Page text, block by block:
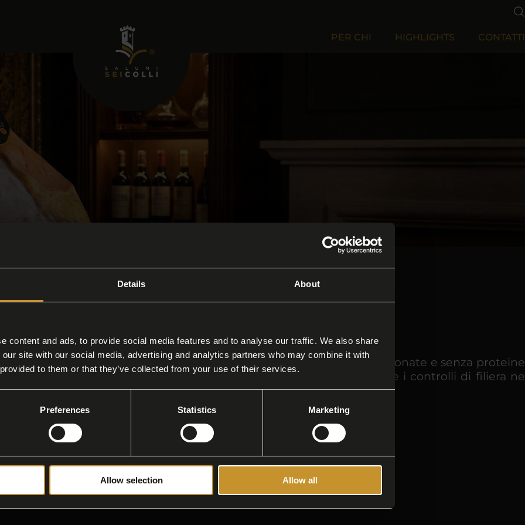
Details About
content and ads, to provide social media features and to analyse our traffic. We also share
site with our social media, advertising and analytics partners who may combine it with
to them or that they’ve collected from your use of their services.
Preferences Statistics Marketing
Allow selection Allow all
PER CHI HIGHLIGHTS CONTATTI
Pancrazio
è sinonimo di delicatezza e alta qualità. Lavorato con carni selezionate e senza proteine
sapore equilibrato e aroma autentico. La lavorazione artigianale e i controlli di filiera ne
adatto sia al consumo diretto che alla ristorazione.
Pancrazio
San Pancrazio